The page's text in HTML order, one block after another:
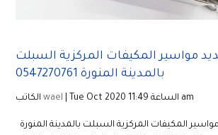
مواسير المكيفات المركزية السبلت
بالمدينة المنورة 0547270761
wael | Tue Oct 2020 الساعة 11:49 am